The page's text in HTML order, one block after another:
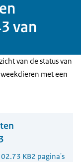
van
van de status van
met een
KB2 pagina's